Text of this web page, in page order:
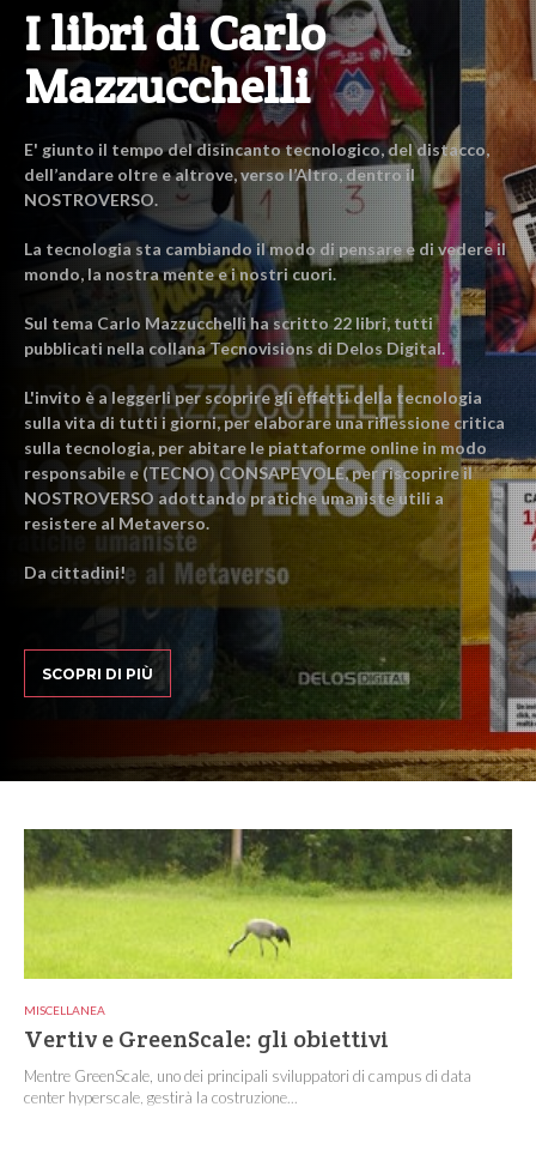
I libri di Carlo
Mazzucchelli
E' giunto il tempo del disincanto tecnologico, del distacco,
dell’andare oltre e altrove, verso l’Altro, dentro il
NOSTROVERSO.
La tecnologia sta cambiando il modo di pensare e di vedere il
mondo, la nostra mente e i nostri cuori.
Sul tema Carlo Mazzucchelli ha scritto 22 libri, tutti
pubblicati nella collana Tecnovisions di Delos Digital.
L'invito è a leggerli per scoprire gli effetti della tecnologia
sulla vita di tutti i giorni, per elaborare una riflessione critica
sulla tecnologia, per abitare le piattaforme online in modo
responsabile e (TECNO) CONSAPEVOLE, per riscoprire il
NOSTROVERSO adottando pratiche umaniste utili a
resistere al Metaverso.
Da cittadini!
SCOPRI DI PIÙ
MISCELLANEA
Vertiv e GreenScale: gli obiettivi
Mentre GreenScale, uno dei principali sviluppatori di campus di data
center hyperscale, gestirà la costruzione...